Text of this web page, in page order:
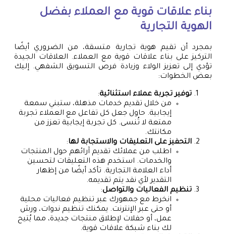
بناء علاقات قوية مع العملاء بفضل
الهوية التجارية
بمجرد أن تقيم هوية تجارية متسقة، من الضروري أيضًا
التركيز على بناء علاقات قوية مع العملاء. العلاقات الجيدة
تؤدي إلى تعزيز الولاء وزيادة فرص التسويق الشفهي. إليك
بعض الخطوات:
توفير تجربة عملاء استثنائية:
من خلال تقديم خدمات مذهلة، ستبني سمعة
إيجابية. حاول جعل كل تفاعل مع العملاء تجربة
ممتعة لا تُنسى. كل تجربة إيجابية تعزز من
مكانتك.
التحفيز على التعليقات والاستجابة لها:
اطلب من عملائك تقديم آرائهم حول المنتجات
والخدمات. استخدم هذه التعليقات لتحسين
أداء العلامة التجارية. تأكد أيضًا من إظهار
التقدير لأي نقد يتم تقديمه.
تنظيم الفعاليات والتواصل:
انخرط مع جمهورك عبر تنظيم فعاليات محلية
أو حتى عبر الإنترنت. يمكنك تنظيم ندوات، ورش
عمل، أو حفلات لإطلاق منتجات جديدة، مما يُتيح
لك بناء شبكة علاقات قوية.